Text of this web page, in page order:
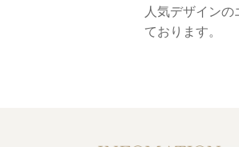
人気デザインの
ております。